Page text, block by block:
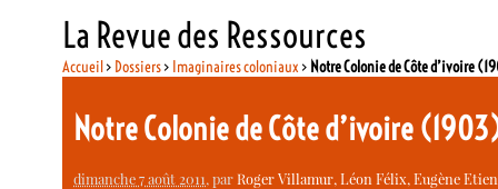
La Revue des Ressources
Accueil> Dossiers> Imaginaires coloniaux > Notre Colonie de Côte d’ivoire
Notre Colonie de Côte d’ivoire
dimanche 7 août 2011, parRoger Villamur, Léon Félix, Eugène